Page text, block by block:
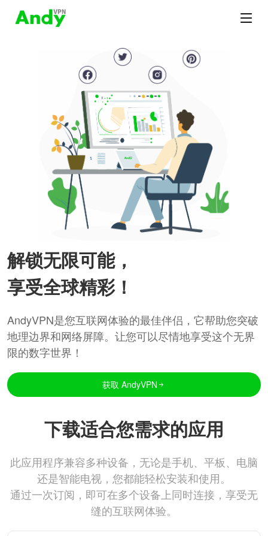
解锁无限可能，
享受全球精彩！
AndyVPN是您互联网体验的最佳伴侣，它帮助您突破
地理边界和网络屏障。让您可以尽情地享受这个无界
限的数字世界！
获取 AndyVPN
下载适合您需求的应用
此应用程序兼容多种设备，无论是手机、平板、电脑
还是智能电视，您都能轻松安装和使用。
通过一次订阅，即可在多个设备上同时连接，享受无
缝的互联网体验。